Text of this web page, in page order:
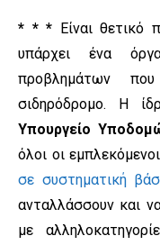
* * * Είναι
υπάρχει ένα
προβλημάτων
σιδηρόδρομο. Η
Υπουργείο
όλοι οι
σε συστηματική
ανταλλάσσουν και
με